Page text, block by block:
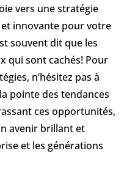
vers une stratégie
innovante pour votre
souvent dit que les
qui sont cachés! Pour
n’hésitez pas à
pointe des tendances
ces opportunités,
avenir brillant et
et les générations